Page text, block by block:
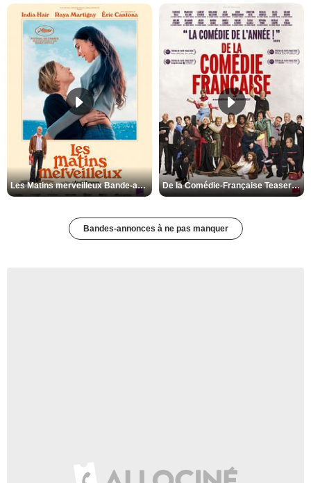
Les Matins merveilleux Bande-annonce VF De la Comédie-Française Teaser VF
Bandes-annonces à ne pas manquer